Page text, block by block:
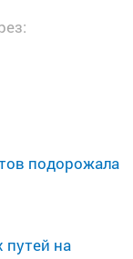
подорожала
на